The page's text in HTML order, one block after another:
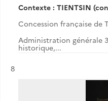
Contexte : TIENTSIN
Concession française de
Administration générale
historique,...
Résultat n°
8